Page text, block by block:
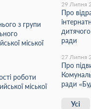
з групи
міської
роботи
міської
29 Липня
Про
ради
27 Липня
Про
ради
Усі